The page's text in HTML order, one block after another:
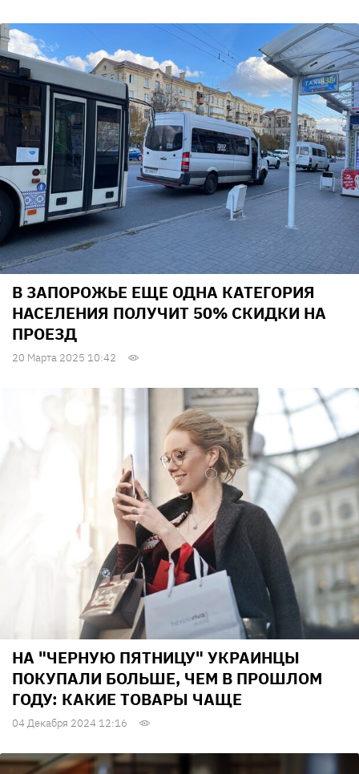
В ЗАПОРОЖЬЕ ЕЩЕ ОДНА КАТЕГОРИЯ
НАСЕЛЕНИЯ ПОЛУЧИТ 50% СКИДКИ НА
ПРОЕЗД
20 Марта 2025 10:42
НА "ЧЕРНУЮ ПЯТНИЦУ" УКРАИНЦЫ
ПОКУПАЛИ БОЛЬШЕ, ЧЕМ В ПРОШЛОМ
ГОДУ: КАКИЕ ТОВАРЫ ЧАЩЕ
04 Декабря 2024 12:16